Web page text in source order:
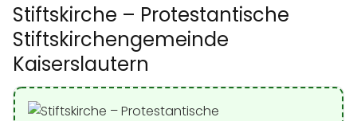
Stiftskirche – Protestantische
Stiftskirchengemeinde
Kaiserslautern